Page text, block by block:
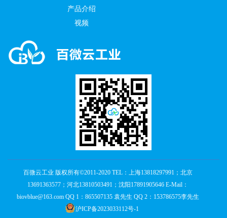
产品介绍
视频
百微云工业 版权所有©2011-2020 TEL：上海13818297991；北京
13691363577；河北13810503491；沈阳17891905646 E-Mail：
biovblue@163.com QQ 1：865507135 袁先生 QQ 2：153786575李先生
沪ICP备2023033112号-1